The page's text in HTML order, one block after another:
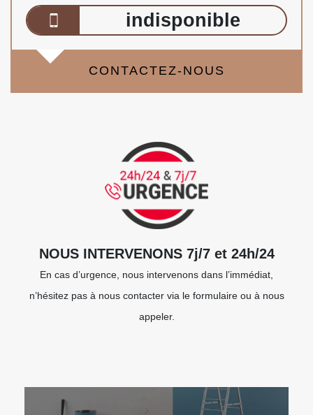
indisponible
CONTACTEZ-NOUS
NOUS INTERVENONS 7j/7 et 24h/24
En cas d’urgence, nous intervenons dans l’immédiat,
n’hésitez pas à nous contacter via le formulaire ou à nous
appeler.